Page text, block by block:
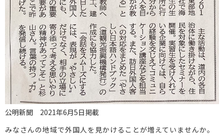
公明新聞 2021年6月5日掲載
みなさんの地域で外国人を見かけることが増えていませんか。